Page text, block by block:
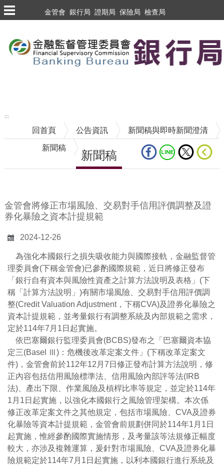
跳到主要內容區塊
金管會 銀行局 證期局 保險局 檢查局
:::
回首頁 公告資訊 新聞稿與即時新聞澄清
新聞稿
新聞稿
金管會將修正市場風險、交易對手信用評價調整及證
券化暴險之資本計提規範
2024-12-26
為強化本國銀行之損失吸收能力與國際接軌，金融監督管
理委員會(下稱金管會)已參酌國際規範，近日將修正發布
「銀行自有資本與風險性資產之計算方法說明及表格」(下
稱「計算方法說明」)有關市場風險、交易對手信用評價調
整(Credit Valuation Adjustment，下稱CVA)及證券化暴險之
資本計提規範，並考量銀行有調整系統及內部規範之需求，
定於114年7月1日起實施。
依巴塞爾銀行監理委員會(BCBS)發布之「巴塞爾資本協
定三(Basel Ⅲ)：危機後改革定案文件」(下稱改革定案文
件)，金管會前於112年12月7日修正發布計算方法說明，修
正內容包括信用風險標準法、信用風險內部評等法(IRB
法)、產出下限、作業風險及槓桿比率等規定，並定於114年
1月1日起實施，以強化本國銀行之風險管理架構。本次係
修正改革定案文件之其他規定，包括市場風險、CVA及證券
化暴險等資本計提規範，金管會前規劃併同於114年1月1日
起實施，惟經參酌國際實施情形，及考量該等法規修正幅度
較大，亦涉及複雜運算，爰針對市場風險、CVA及證券化暴
險規範定於114年7月1日起實施，以利本國銀行進行系統及